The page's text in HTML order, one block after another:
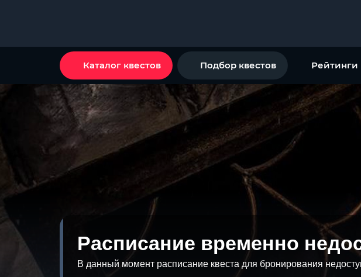
Каталог квестов Подбор квестов Рейтинги
Расписание временно
В данный момент расписание квеста для бронирования